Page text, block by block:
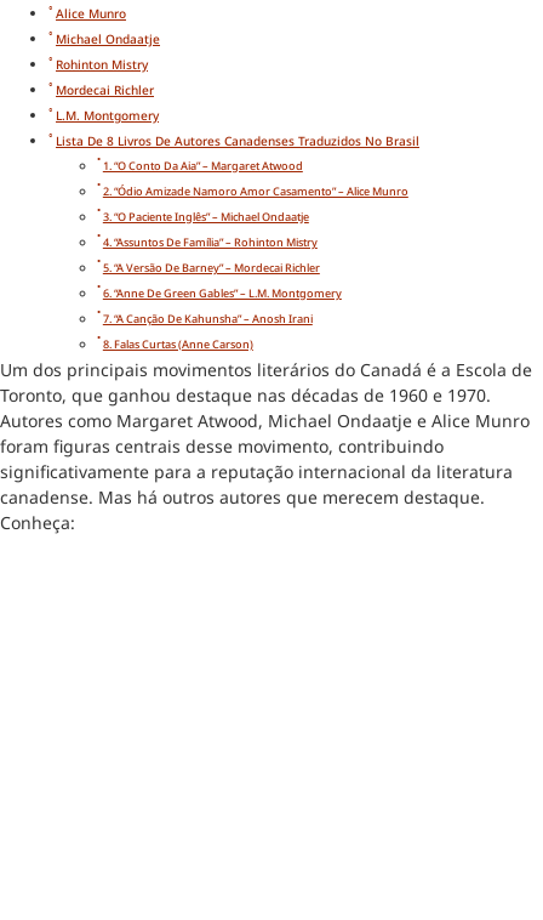
Alice Munro
Michael Ondaatje
Rohinton Mistry
Mordecai Richler
L.M. Montgomery
Lista De 8 Livros De Autores Canadenses Traduzidos No Brasil
1. “O Conto Da Aia” – Margaret Atwood
2. “Ódio Amizade Namoro Amor Casamento” – Alice Munro
3. “O Paciente Inglês” – Michael Ondaatje
4. “Assuntos De Família” – Rohinton Mistry
5. “A Versão De Barney” – Mordecai Richler
6. “Anne De Green Gables” – L.M. Montgomery
7. “A Canção De Kahunsha” – Anosh Irani
8. Falas Curtas (Anne Carson)
Um dos principais movimentos literários do Canadá é a Escola de
Toronto, que ganhou destaque nas décadas de 1960 e 1970.
Autores como Margaret Atwood, Michael Ondaatje e Alice Munro
foram figuras centrais desse movimento, contribuindo
significativamente para a reputação internacional da literatura
canadense. Mas há outros autores que merecem destaque.
Conheça: